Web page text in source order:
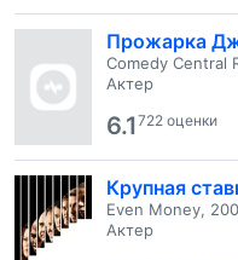
Прожарка
Comedy Central
Актер
6.1722 оценки
Крупная
Even Money,
Актер